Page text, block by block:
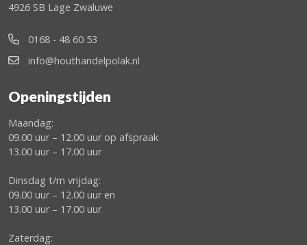
4926 SB Lage Zwaluwe
0168 - 48 60 53
info@houthandelpolak.nl
Openingstijden
Maandag:
09.00 uur – 12.00 uur op afspraak
13.00 uur – 17.00 uur
Dinsdag t/m vrijdag:
09.00 uur – 12.00 uur en
13.00 uur – 17.00 uur
Zaterdag: